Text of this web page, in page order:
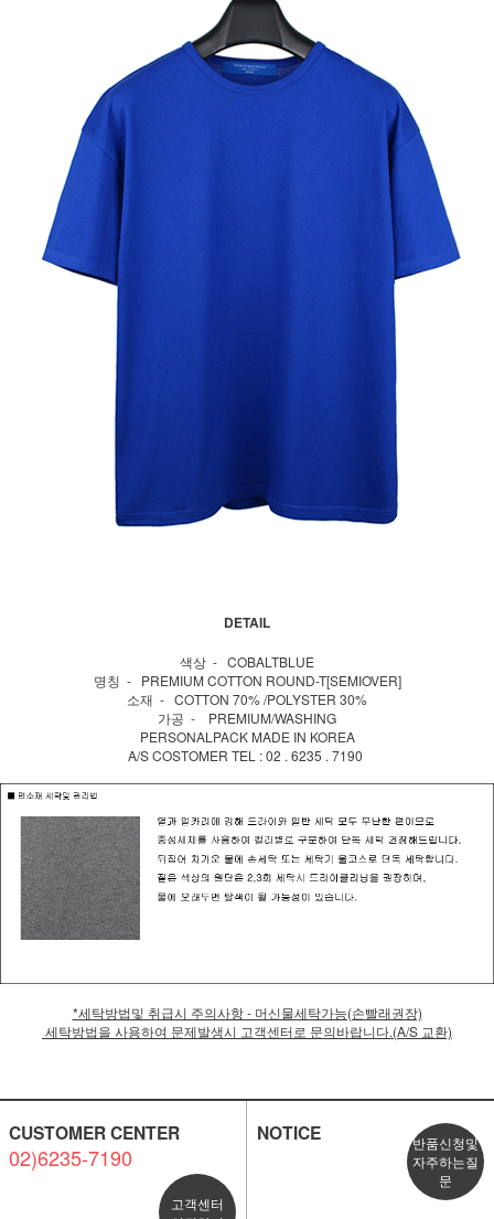
DETAIL
색상 - COBALTBLUE
명칭 - PREMIUM COTTON ROUND-T[SEMIOVER]
소재 - COTTON 70% /POLYSTER 30%
가공 - PREMIUM/WASHING
PERSONALPACK MADE IN KOREA
A/S COSTOMER TEL : 02 . 6235 . 7190
*세탁방법및 취급시 주의사항 - 머신물세탁가능(손빨래권장)
세탁방법을 사용하여 문제발생시 고객센터로 문의바랍니다.(A/S 교환)
CUSTOMER CENTER
02)6235-7190
고객센터
NOTICE
반품신청및
자주하는질
문